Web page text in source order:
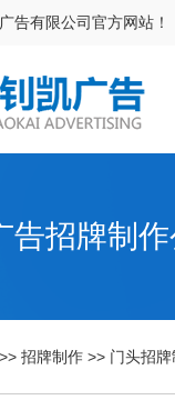
告有限公司官方网站！
告招牌制作
>> 招牌制作 >> 门头招